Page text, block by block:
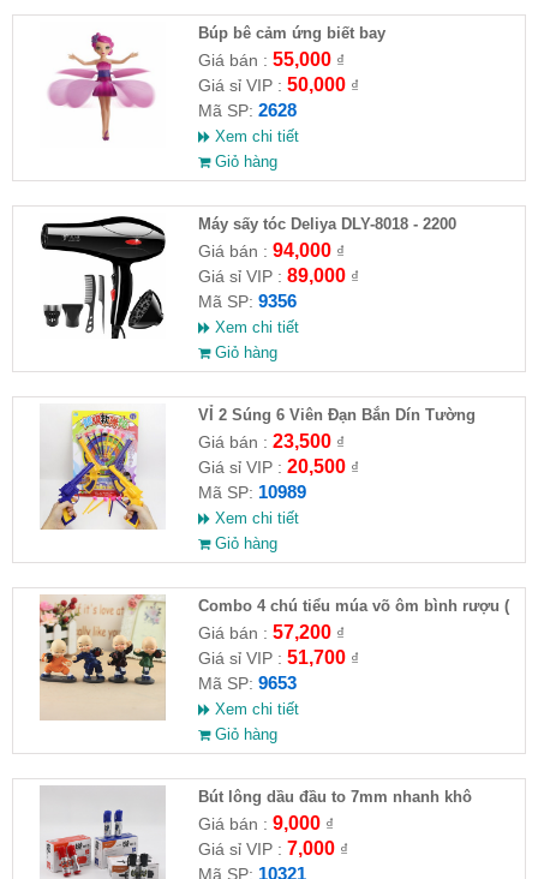
​Búp bê cảm ứng biết bay
Giá bán : 55,000₫
Giá sỉ VIP : 50,000₫
Mã SP: 2628
Xem chi tiết
Giỏ hàng
Máy sấy tóc Deliya DLY-8018 - 2200
Giá bán : 94,000₫
Giá sỉ VIP : 89,000₫
Mã SP: 9356
Xem chi tiết
Giỏ hàng
VỈ 2 Súng 6 Viên Đạn Bắn Dín Tường
Giá bán : 23,500₫
Giá sỉ VIP : 20,500₫
Mã SP: 10989
Xem chi tiết
Giỏ hàng
Combo 4 chú tiểu múa võ ôm bình rượu (
HĐ )
Giá bán : 57,200₫
Giá sỉ VIP : 51,700₫
Mã SP: 9653
Xem chi tiết
Giỏ hàng
Bút lông dầu đầu to 7mm nhanh khô
Giá bán : 9,000₫
Giá sỉ VIP : 7,000₫
Mã SP: 10321